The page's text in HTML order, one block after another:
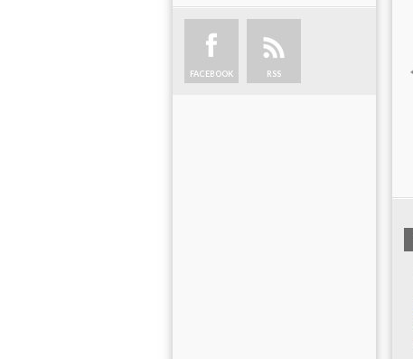
FACEBOOK RSS